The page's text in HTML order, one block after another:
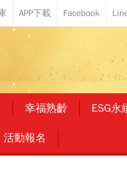
幸福熟齡 ESG永
活動報名